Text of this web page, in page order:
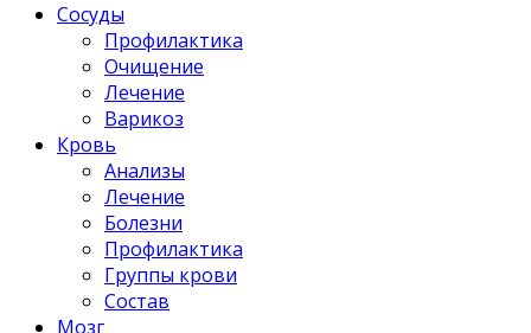
Сосуды
Профилактика
Очищение
Лечение
Варикоз
Кровь
Анализы
Лечение
Болезни
Профилактика
Группы крови
Состав
Мозг